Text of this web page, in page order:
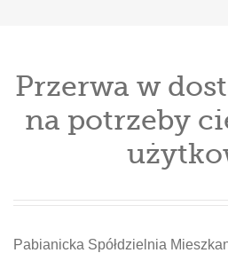
Przerwa w
na potrzeby
Pabianicka Spółdzielnia